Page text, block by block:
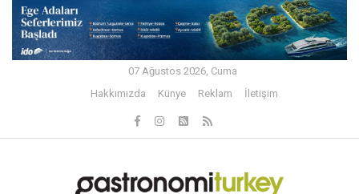
07 Ağustos 2026, Cuma
Hakkımızda
Künye Reklam İletişim